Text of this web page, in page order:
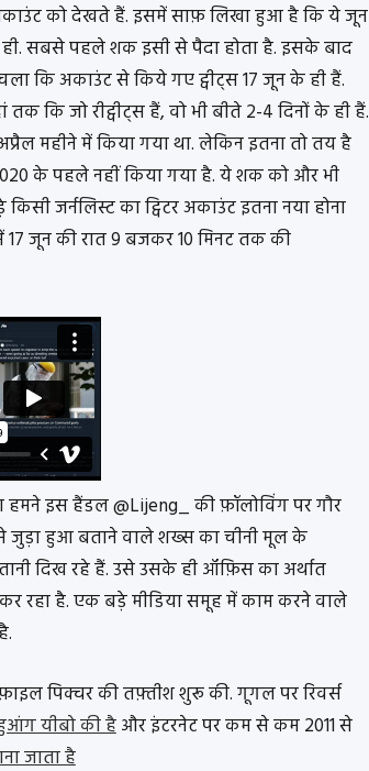
को देखते हैं. इसमें साफ़ लिखा हुआ है कि ये जून
ही. सबसे पहले शक इसी से पैदा होता है. इसके बाद
कि अकाउंट से किये गए ट्वीट्स 17 जून के ही हैं.
कि जो रीट्वीट्स हैं, वो भी बीते 2-4 दिनों के ही हैं.
अप्रैल महीने में किया गया था. लेकिन इतना तो तय है
के पहले नहीं किया गया है. ये शक को और भी
जर्नलिस्ट का ट्विटर अकाउंट इतना नया होना
जून की रात 9 बजकर 10 मिनट तक की
इस हैंडल @Lijeng_ की फ़ॉलोविंग पर गौर
जुड़ा हुआ बताने वाले शख्स का चीनी मूल के
दिख रहे हैं. उसे उसके ही ऑफ़िस का अर्थात
रहा है. एक बड़े मीडिया समूह में काम करने वाले
पिक्चर की तफ़्तीश शुरू की. गूगल पर रिवर्स
यीबो की हैऔर इंटरनेट पर कम से कम 2011 से
जाता है